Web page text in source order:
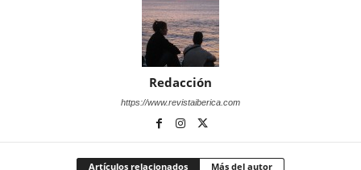
Redacción
https://www.revistaiberica.com
Artículos relacionados Más del autor